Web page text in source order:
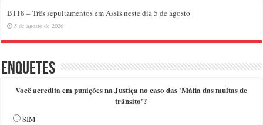
B118 – Três sepultamentos em Assis neste dia 5 de agosto
5 de agosto de 2026
Enquetes
Você acredita em punições na Justiça no caso das 'Máfia das multas de
trânsito'?
SIM